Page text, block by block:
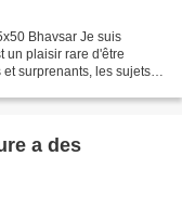
un plaisir rare d'être
surprenants, les sujets
a des